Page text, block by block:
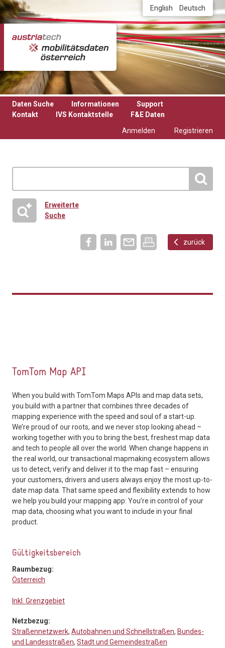
Direkt zum Inhalt English Deutsch
Daten Suche Informationen
Support
Kontakt
IVS Kontaktstelle
F&E Daten
Anmelden
Registrieren
Erweiterte
Suche
zurück
TomTom Map API
When you build with TomTom Maps APIs and map data sets,
you build with a partner that combines three decades of
mapping experience with the speed and soul of a start-up.
We’re proud of our roots, and we never stop looking ahead –
working together with you to bring the best, freshest map data
and tech to people all over the world. When change happens in
the real world, our transactional mapmaking ecosystem allows
us to detect, verify and deliver it to the map fast – ensuring
your customers, drivers and users always enjoy the most up-to-
date map data. That same speed and flexibility extends to how
we help you build your mapping app: You’re in control of your
map data, choosing what you want to include in your final
product.
Gültigkeitsbereich
Raumbezug:
Österreich
Inkl. Grenzgebiet
Netzbezug:
Straßennetzwerk, Autobahnen und Schnellstraßen, Bundes-
und Landesstraßen, Stadt und Gemeindestraßen